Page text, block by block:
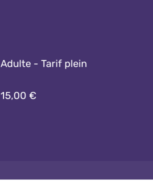
Adulte - Tarif plein
15,00 €